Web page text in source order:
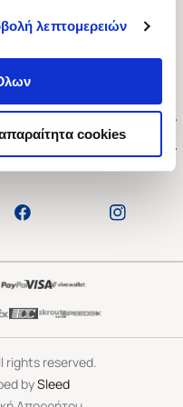
λεπτομερειών
cookies
106 79
09:00-21:00
rights reserved.
bySleed